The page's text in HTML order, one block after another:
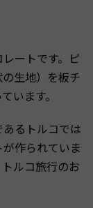
ートです。ピ
生地）を板チ
います。
るトルコでは
作られていま
ルコ旅行のお